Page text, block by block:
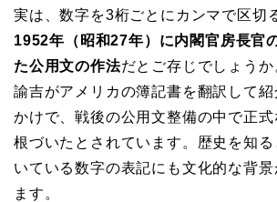
実は、数字を3桁ごとにカンマで区切
1952年（昭和27年）に内閣官房長官
た公用文の作法だとご存じでしょう
諭吉がアメリカの簿記書を翻訳して紹
かけで、戦後の公用文整備の中で正式
根づいたとされています。歴史を知
いている数字の表記にも文化的な背景
ます。